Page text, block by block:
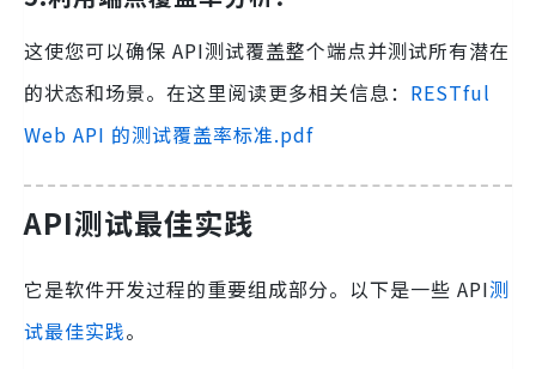
这使您可以确保 API测试覆盖整个端点并测试所有潜在
的状态和场景。在这里阅读更多相关信息： RESTful
Web API 的测试覆盖率标准.pdf
API测试最佳实践
它是软件开发过程的重要组成部分。以下是一些 API测
试最佳实践。